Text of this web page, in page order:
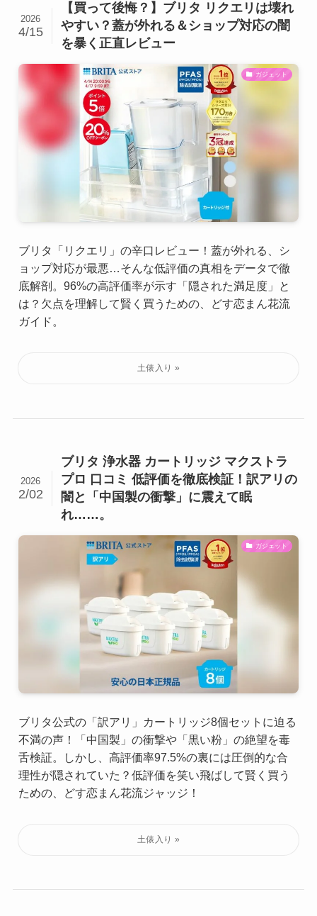
【買って後悔？】ブリタ リクエリは壊れ
やすい？蓋が外れる＆ショップ対応の闇
を暴く正直レビュー
2026
4/15
ガジェット
ブリタ「リクエリ」の辛口レビュー！蓋が外れる、シ
ョップ対応が最悪…そんな低評価の真相をデータで徹
底解剖。96%の高評価率が示す「隠された満足度」と
は？欠点を理解して賢く買うための、どす恋まん花流
ガイド。
ブリタ 浄水器 カートリッジ マクストラ
プロ 口コミ 低評価を徹底検証！訳アリの
闇と「中国製の衝撃」に震えて眠
れ……。
2026
2/02
ガジェット
ブリタ公式の「訳アリ」カートリッジ8個セットに迫る
不満の声！「中国製」の衝撃や「黒い粉」の絶望を毒
舌検証。しかし、高評価率97.5%の裏には圧倒的な合
理性が隠されていた？低評価を笑い飛ばして賢く買う
ための、どす恋まん花流ジャッジ！